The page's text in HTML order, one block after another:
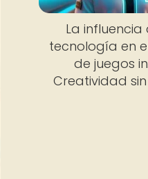
La influencia
tecnología en
de juegos
Creatividad